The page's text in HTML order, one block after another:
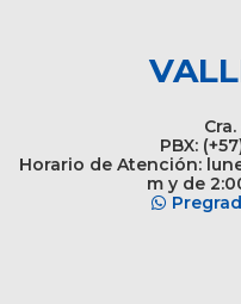
PBX:
Horario de Atención:
m y de